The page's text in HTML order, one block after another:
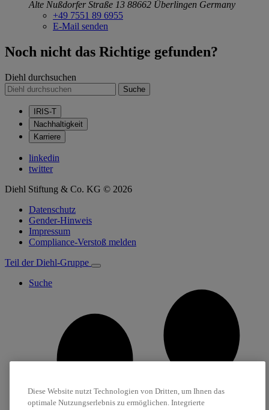
Alte Nußdorfer Straße 13 88662 Überlingen Germany
+49 7551 89 6955
E-Mail senden
Noch nicht das Richtige gefunden?
Diehl durchsuchen
Suche
IRIS-T
Nachhaltigkeit
Karriere
linkedin
twitter
Diehl Stiftung & Co. KG © 2026
Datenschutz
Gender-Hinweis
Impressum
Compliance-Verstoß melden
Teil der Diehl-Gruppe
Suche
Diese Website nutzt Technologien von Dritten, um Ihnen das
optimale Nutzungserlebnis zu ermöglichen. Integrierte